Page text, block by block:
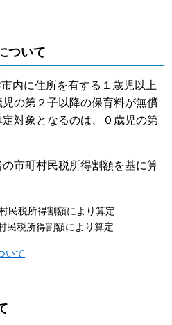
ついて
内に住所を有する１歳児以上
の第２子以降の保育料が無償
対象となるのは、０歳児の第
市町村民税所得割額を基に算
民税所得割額により算定
税所得割額により算定
いて